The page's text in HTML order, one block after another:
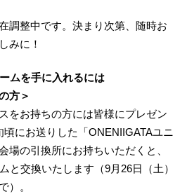
調整中です。決まり次第、随時お
みに！
ムを手に入れるには
方＞
をお持ちの方には皆様にプレゼン
頃にお送りした「ONENIIGATAユニ
場の引換所にお持ちいただくと、
と交換いたします（9月26日（土）
）。